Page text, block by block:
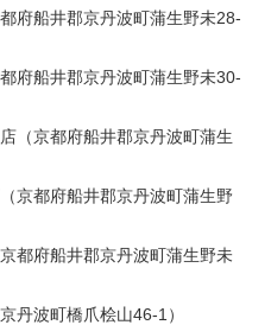
府船井郡京丹波町蒲生野未28-
府船井郡京丹波町蒲生野未30-
（京都府船井郡京丹波町蒲生
京都府船井郡京丹波町蒲生野
都府船井郡京丹波町蒲生野未
丹波町橋爪桧山46-1）